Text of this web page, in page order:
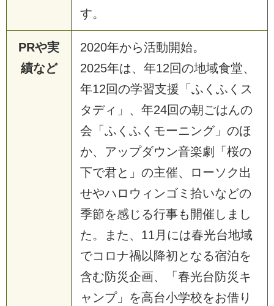
す。
PRや実
績など
2020年から活動開始。
2025年は、年12回の地域食堂、
年12回の学習支援「ふくふくス
タディ」、年24回の朝ごはんの
会「ふくふくモーニング」のほ
か、アップダウン音楽劇「桜の
下で君と」の主催、ローソク出
せやハロウィンゴミ拾いなどの
季節を感じる行事も開催しまし
た。また、11月には春光台地域
でコロナ禍以降初となる宿泊を
含む防災企画、「春光台防災キ
ャンプ」を高台小学校をお借り